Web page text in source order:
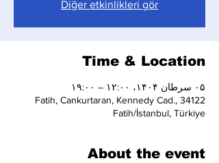
Diğer etkinlikleri gör
Time & Location
۰۵ سرطان ۱۴۰۴، ۱۲:۰۰ – ۱۹:۰۰
Fatih, Cankurtaran, Kennedy Cad., 34122
Fatih/İstanbul, Türkiye
About the event